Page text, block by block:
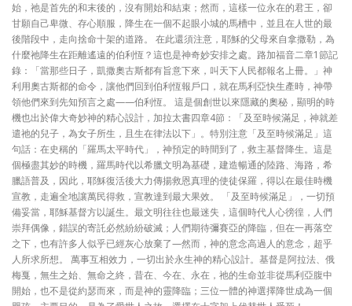
始，祂是首先的和末後的，沒有開始和結束；然而，這樣一位永在的君王，卻
甘願自己卑微、存心順服，降生在一個不起眼小城的馬槽中，並且在人世的最
後階段中，走向捨命十架的道路。 在此還須注意，耶穌的父母來自拿撒勒，為
什麼祂降生在距離遙遠的伯利恆？這也是神奇妙安排之處。路加福音二章1節記
錄：「當那些日子，凱撒奧古斯都有旨意下來，叫天下人民都報名上冊。」神
利用奧古斯都的命令，讓他們回到伯利恆報戶口，就在馬利亞快生產時，神帶
領他們來到先知預言之處——伯利恆。 這是個創世以來隱藏的奧秘，顯明的時
機也出於偉大奇妙神的精心設計，加拉太書四章4節：「及至時候滿足，神就差
遣祂的兒子，為女子所生，且生在律法以下」。特別注意「及至時候滿足」這
句話：在史稱的「羅馬太平時代」，神預定的時間到了，救主基督降生。這是
個極盡其妙的時機，羅馬時代以希臘文明為基礎，建造暢通的陸路、海路，希
臘語普及，因此，耶穌復活後大力傳揚救恩真理的使徒保羅，得以在最佳時機
宣教，走遍全地讓萬民得救，宣教達到最大果效。 「及至時候滿足」，一切預
備妥當，耶穌基督方以誕生。最文明往往也最迷失，這個時代人心徬徨，人們
崇拜偶像，錯誤的寄託必然紛紛破滅；人們期待彌賽亞的降臨，但在一再落空
之下，也有許多人似乎已經灰心放棄了—然而，神的意念高過人的意念，超乎
人所求所想。 萬事互相效力，一切出於永生神的精心設計。基督是阿拉法、俄
梅戛，無生之始、無命之終，昔在、今在、永在，祂的生命並非從馬利亞腹中
開始，也不是從約瑟而來，而是神的靈降臨；三位一體的神選擇降世成為一個